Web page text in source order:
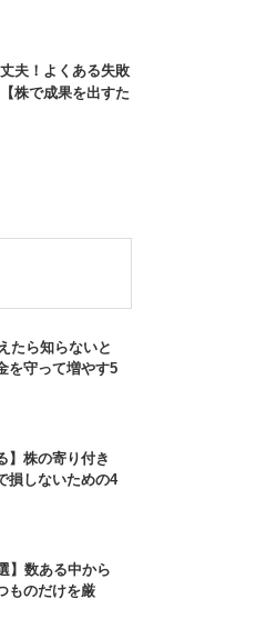
夫！よくある失敗
株で成果を出すた
たら知らないと
を守って増やす5
】株の寄り付き
損しないための4
】数ある中から
ものだけを厳